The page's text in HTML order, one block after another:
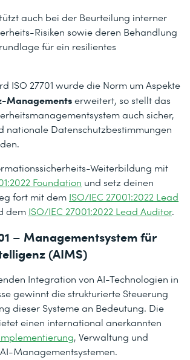
auch bei der Beurteilung interner
Risiken sowie deren Behandlung
für ein resilientes
ISO 27701 wurde die Norm um Aspekte
Managementserweitert, so stellt das
auch sicher,
nationale Datenschutzbestimmungen
Weiterbildung mit
Foundation und setz deinen
fort mit dem ISO/IEC 27001:2022 Lead
dem ISO/IEC 27001:2022 Lead Auditor.
– Managementsystem für
(AIMS)
Integration von AI-Technologien in
gewinnt die strukturierte Steuerung
dieser Systeme an Bedeutung. Die
einen international anerkannten
, Verwaltung und
Managementsystemen.